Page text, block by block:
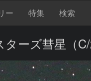
ー 特集 検索
ーズ彗星（C/